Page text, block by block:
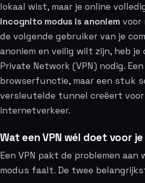
lokaal wist, maar je online
incognito modus is anoniem voor
de volgende gebruiker van je
anoniem en veilig wilt zijn, heb je
Private Network (VPN) nodig.
browserfunctie, maar een stuk
versleutelde tunnel creëert voor
internetverkeer.
Wat een VPN wél doet voor
Een VPN pakt de problemen aan
modus faalt. De twee